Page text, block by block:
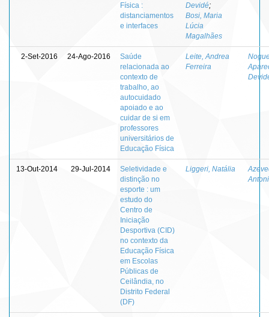
Física :
distanciamentos
e interfaces
Devidé;
Bosi, Maria
Lúcia
Magalhães
2-Set-2016 24-Ago-2016
Saúde
relacionada ao
contexto de
trabalho, ao
autocuidado
apoiado e ao
cuidar de si em
professores
universitários de
Educação Física
Leite, Andrea
Ferreira
13-Out-2014 29-Jul-2014
Seletividade e
distinção no
esporte : um
estudo do
Centro de
Iniciação
Desportiva (CID)
no contexto da
Educação Física
em Escolas
Públicas de
Ceilândia, no
Distrito Federal
(DF)
Liggeri, Natália